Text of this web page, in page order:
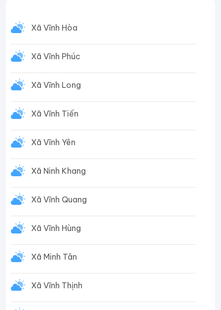
Xã Vĩnh Hòa
Xã Vĩnh Phúc
Xã Vĩnh Long
Xã Vĩnh Tiến
Xã Vĩnh Yên
Xã Ninh Khang
Xã Vĩnh Quang
Xã Vĩnh Hùng
Xã Minh Tân
Xã Vĩnh Thịnh